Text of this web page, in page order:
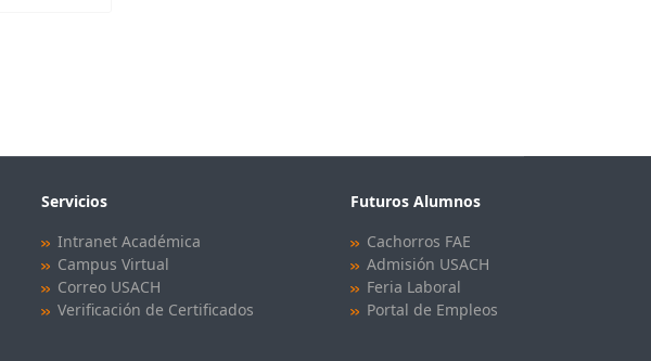
Servicios
Intranet Académica
Campus Virtual
Correo USACH
Verificación de Certificados
Futuros Alumnos
Cachorros FAE
Admisión USACH
Feria Laboral
Portal de Empleos